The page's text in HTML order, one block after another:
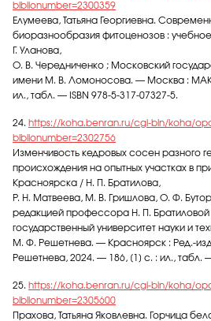
biblionumber=2300359
Елумеева, Татьяна Георгиевна.
биоразнообразия фитоценозов :
Г. Уланова,
О. В. Чередниченко ; Московский
имени М. В. Ломоносова. — Москва :
ил., табл. — ISBN 978-5-317-07327-5.
24. https://koha.benran.ru/cgi-bin/koha/
biblionumber=2302756
Изменчивость кедровых сосен разного
происхождения на опытных участках в
Красноярска / Н. П. Братилова,
Р. Н. Матвеева, М. В. Гришлова, О. Ф.
редакцией профессора Н. П.
государственный университет науки и
М. Ф. Решетнева. — Красноярск : Ред.-
Решетнева, 2024. — 186, [1] с. : ил., табл.
25. https://koha.benran.ru/cgi-bin/koha/
biblionumber=2305600
Прахова, Татьяна Яковлевна. Горчица